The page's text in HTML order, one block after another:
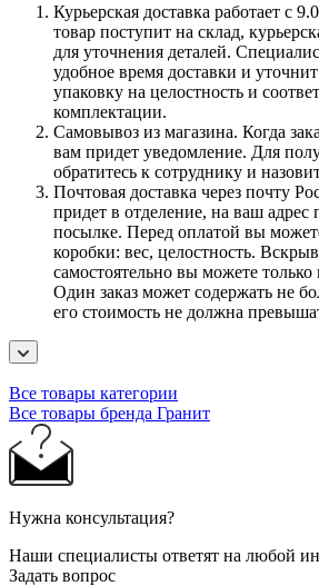
Курьерская доставка работает с
товар поступит на склад,
для уточнения деталей.
удобное время доставки и
упаковку на целостность и
комплектации.
Самовывоз из магазина. Когда
вам придет уведомление. Для
обратитесь к сотруднику и
Почтовая доставка через почту
придет в отделение, на ваш адрес
посылке. Перед оплатой вы
коробки: вес, целостность.
самостоятельно вы можете только
Один заказ может содержать не
его стоимость не должна
Все товары категории
Все товары бренда Гранит
Нужна консультация?
Наши специалисты ответят на любой
Задать вопрос